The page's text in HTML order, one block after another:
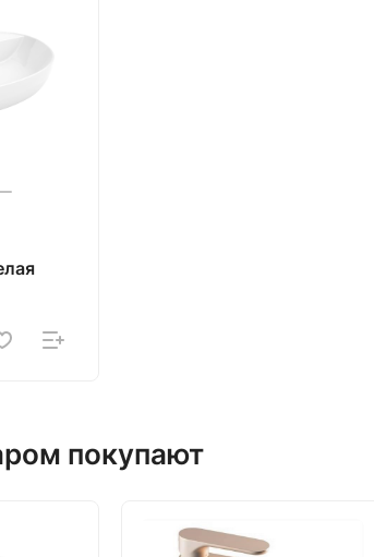
покупают